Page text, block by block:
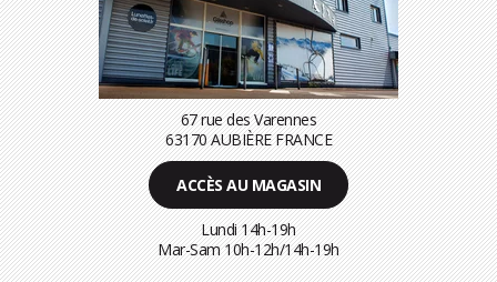
67 rue des Varennes
63170 AUBIÈRE FRANCE
ACCÈS AU MAGASIN
Lundi 14h-19h
Mar-Sam 10h-12h/14h-19h